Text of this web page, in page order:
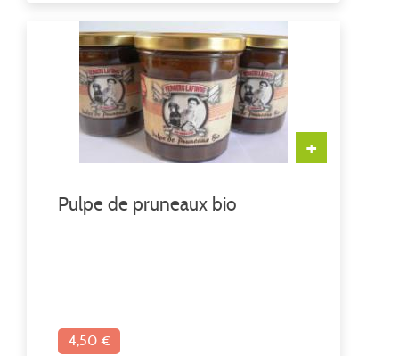
+
Pulpe de pruneaux bio
4,50 €